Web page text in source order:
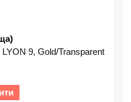
9, Gold/Transparent